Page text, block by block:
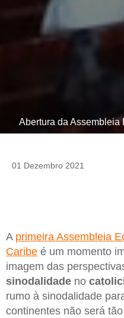
Abertura da Assembleia
01 Dezembro 2021
A primeira Assembleia
Caribe é um momento
imagem das
sinodalidade no
rumo à sinodalidade
continentes não será